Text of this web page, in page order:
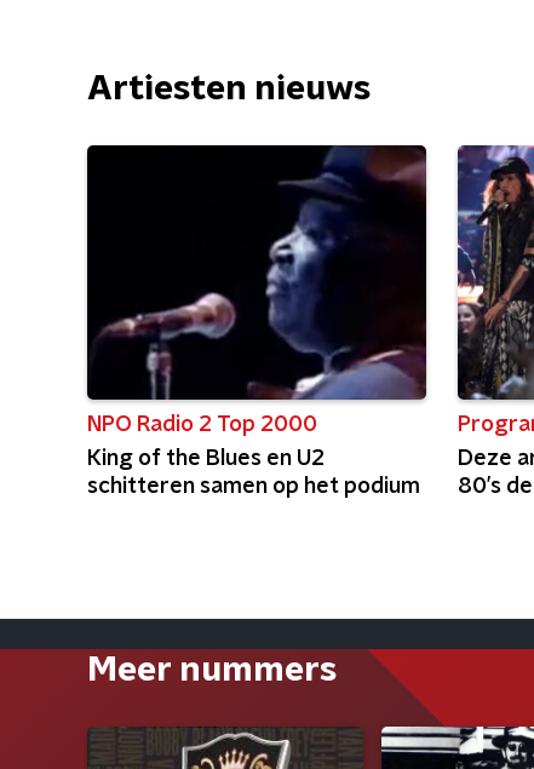
Artiesten nieuws
NPO Radio 2 Top 2000
King of the Blues en U2
schitteren samen op het podium
Deze
80’s
Meer nummers